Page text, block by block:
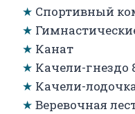
★ Спортивный
★
★ Канат
★ Качели-гнездо
★ Качели-
★ Веревочная